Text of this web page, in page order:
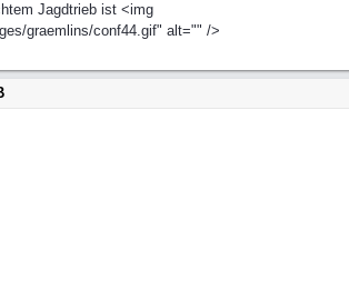
Jagdtrieb ist <img
graemlins/conf44.gif" alt="" />